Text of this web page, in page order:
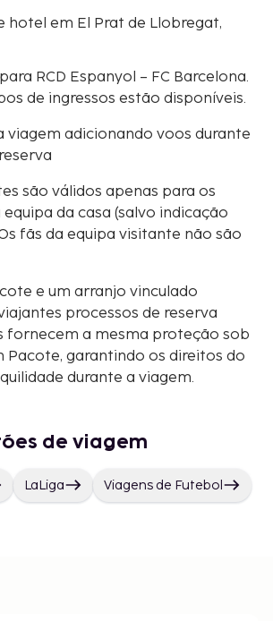
hotel em El Prat de Llobregat,
RCD Espanyol – FC Barcelona.
de ingressos estão disponíveis.
viagem adicionando voos durante
são válidos apenas para os
da casa (salvo indicação
fãs da equipa visitante não são
e um arranjo vinculado
processos de reserva
fornecem a mesma proteção sob
Pacote, garantindo os direitos do
durante a viagem.
de viagem
LaLiga Viagens de Futebol